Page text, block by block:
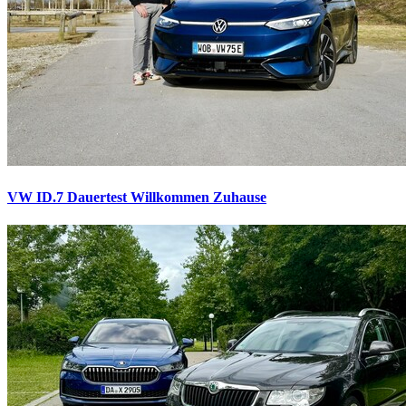
VW ID.7 Dauertest Willkommen Zuhause